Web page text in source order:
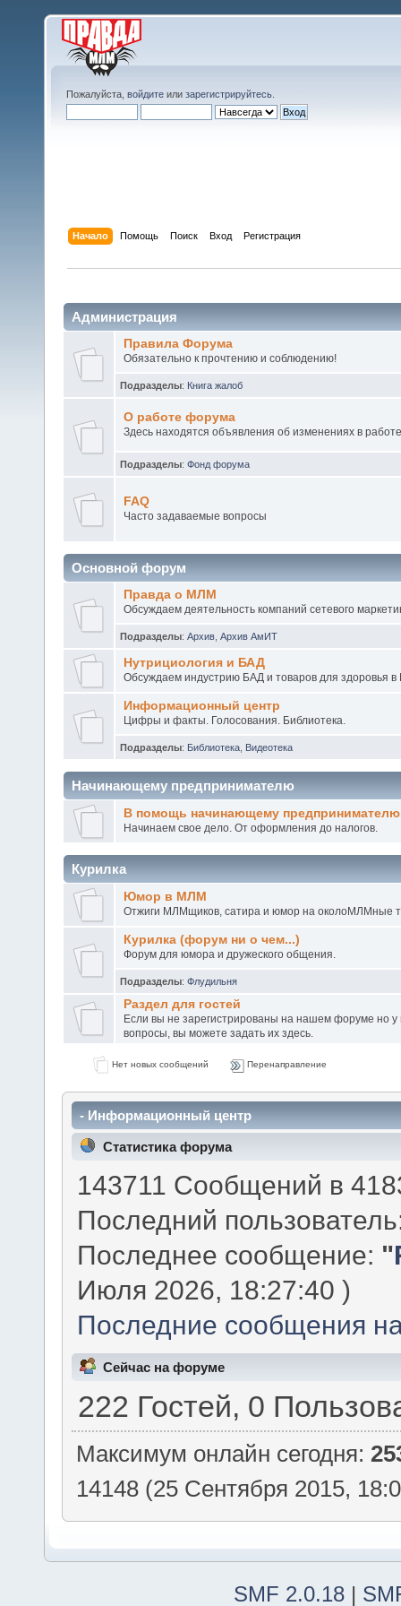
Пожалуйста, войдите или зарегистрируйтесь
Начало Помощь Поиск Вход Регистрация
Администрация
Правила Форума
Обязательно к прочтению и соблюдению!
Подразделы: Книга жалоб
О работе форума
Здесь находятся объявления об изменениях в
Подразделы: Фонд форума
FAQ
Часто задаваемые вопросы
Основной форум
Правда о МЛМ
Обсуждаем деятельность компаний сетевого
Подразделы: Архив Архив АмИТ
Нутрициология и БАД
Обсуждаем индустрию БАД и товаров для здоровья
Информационный центр
Цифры и факты. Голосования. Библиотека.
Подразделы: Библиотека Видеотека
Начинающему предпринимателю
В помощь начинающему предпринимателю
Начинаем свое дело. От оформления до налогов.
Курилка
Юмор в МЛМ
Отжиги МЛМщиков, сатира и юмор на околоМЛМные
Курилка (форум ни о чем...)
Форум для юмора и дружеского общения.
Подразделы: Флудильня
Раздел для гостей
Если вы не зарегистрированы на нашем форуме но у
вопросы, вы можете задать их здесь.
Нет новых сообщений Перенаправление
- Информационный центр
Статистика форума
143711 Сообщений в
Последний
Последнее сообщение: "
Июля 2026, 18:27:40 )
Последние сообщения
Сейчас на форуме
222 Гостей, 0
Максимум онлайн сегодня:
14148 (25 Сентября 2015,
SMF 2.0.18 |